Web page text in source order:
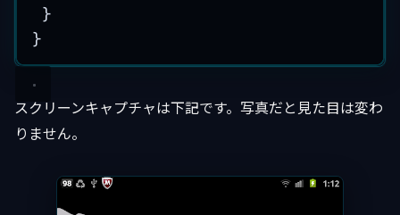
}
}
スクリーンキャプチャは下記です。写真だと見た目は変わ
りません。